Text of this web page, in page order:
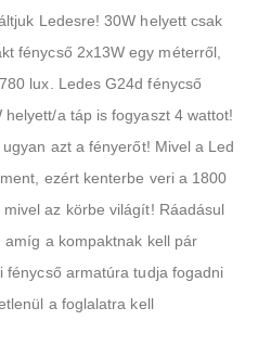
Ledesre! 30W helyett csak
fénycső 2x13W egy méterről,
lux. Ledes G24d fénycső
a táp is fogyaszt 4 wattot!
azt a fényerőt! Mivel a Led
ezért kenterbe veri a 1800
az körbe világít! Ráadásul
a kompaktnak kell pár
fénycső armatúra tudja fogadni
a foglalatra kell